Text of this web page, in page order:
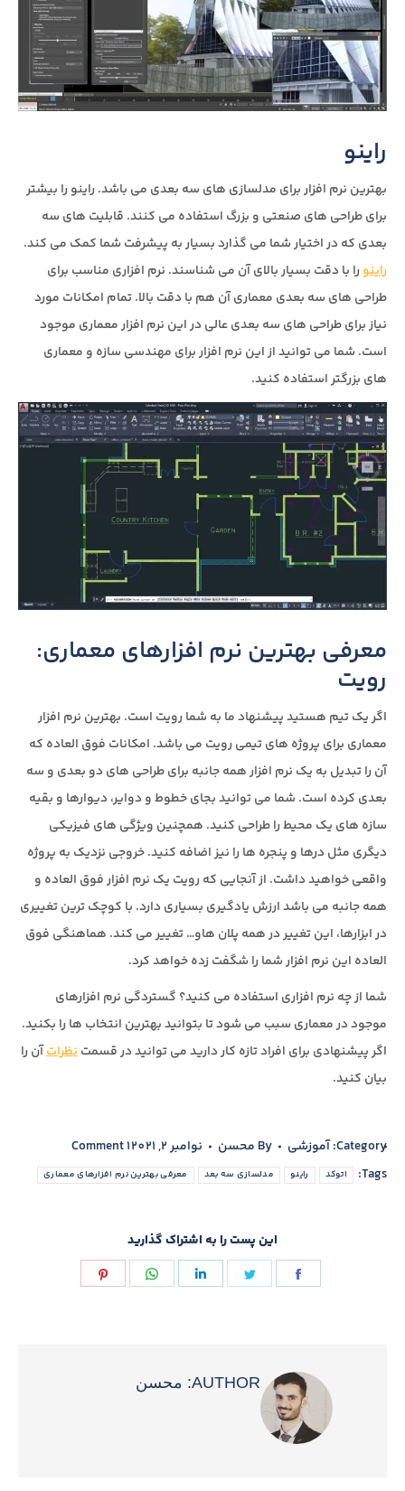
راینو
بهترین نرم افزار برای مدلسازی های سه بعدی می باشد. راینو را بیشتر
برای طراحی های صنعتی و بزرگ استفاده می کنند. قابلیت های سه
بعدی که در اختیار شما می گذارد بسیار به پیشرفت شما کمک می کند.
راینو را با دقت بسیار بالای آن می شناسند. نرم افزاری مناسب برای
طراحی های سه بعدی معماری آن هم با دقت بالا. تمام امکانات مورد
نیاز برای طراحی های سه بعدی عالی در این نرم افزار معماری موجود
است. شما می توانید از این نرم افزار برای مهندسی سازه و معماری
های بزرگتر استفاده کنید.
معرفی بهترین نرم افزارهای معماری:
رویت
اگر یک تیم هستید پیشنهاد ما به شما رویت است. بهترین نرم افزار
معماری برای پروژه های تیمی رویت می باشد. امکانات فوق العاده که
آن را تبدیل به یک نرم افزار همه جانبه برای طراحی های دو بعدی و سه
بعدی کرده است. شما می توانید بجای خطوط و دوایر، دیوارها و بقیه
سازه های یک محیط را طراحی کنید. همچنین ویژگی های فیزیکی
دیگری مثل درها و پنجره ها را نیز اضافه کنید. خروجی نزدیک به پروژه
واقعی خواهید داشت. از آنجایی که رویت یک نرم افزار فوق العاده و
همه جانبه می باشد ارزش یادگیری بسیاری دارد. با کوچک ترین تغییری
در ابزارها، این تغییر در همه پلان هاو… تغییر می کند. هماهنگی فوق
العاده این نرم افزار شما را شگفت زده خواهد کرد.
شما از چه نرم افزاری استفاده می کنید؟ گستردگی نرم افزارهای
موجود در معماری سبب می شود تا بتوانید بهترین انتخاب ها را بکنید.
اگر پیشنهادی برای افراد تازه کار دارید می توانید در قسمتنظراتآن را
بیان کنید.
Category: آموزشی By محسن نوامبر 2, 2021
1 Comment
Tags:
اتوکد راینو مدلسازی سه بعد معرفی بهترین نرم افزارهای معماری
این پست را به اشتراک گذارید
Share
Share
AUTHOR: محسن